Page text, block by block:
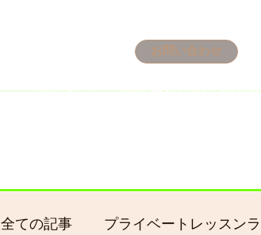
お問い合わせ
＜営業予定＞ 臨時休業日のみ掲載
全ての記事 プライベートレッスン